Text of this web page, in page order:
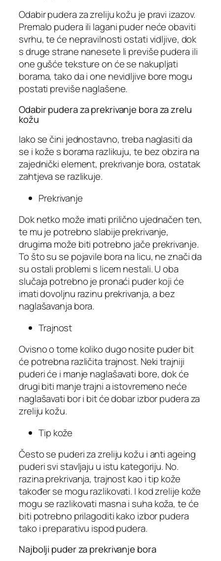
Odabir pudera za zreliju kožu je pravi izazov.
Premalo pudera ili lagani puder neće obaviti
svrhu, te će nepravilnosti ostati vidljive, dok
s druge strane nanesete li previše pudera ili
one gušće teksture on će se nakupljati
borama, tako da i one nevidljive bore mogu
postati previše naglašene.
Odabir pudera za prekrivanje bora za zrelu
kožu
Iako se čini jednostavno, treba naglasiti da
se i kože s borama razlikuju, te bez obzira na
zajednički element, prekrivanje bora, ostatak
zahtjeva se razlikuje.
Prekrivanje
Dok netko može imati prilično ujednačen ten,
te mu je potrebno slabije prekrivanje,
drugima može biti potrebno jače prekrivanje.
To što su se pojavile bora na licu, ne znači da
su ostali problemi s licem nestali. U oba
slučaja potrebno je pronaći puder koji će
imati dovoljnu razinu prekrivanja, a bez
naglašavanja bora.
Trajnost
Ovisno o tome koliko dugo nosite puder bit
će potrebna različita trajnost. Neki trajniji
puderi će i manje naglašavati bore, dok će
drugi biti manje trajni a istovremeno neće
naglašavati bor i bit će dobar izbor pudera za
zreliju kožu.
Tip kože
Često se puderi za zreliju kožu i anti ageing
puderi svi stavljaju u istu kategoriju. No.
razina prekrivanja, trajnost kao i tip kože
također se mogu razlikovati. I kod zrelije kože
mogu se razlikovati masna i suha koža, te će
biti potrebno prilagoditi kako izbor pudera
tako i preparativu ispod pudera.
Najbolji puder za prekrivanje bora